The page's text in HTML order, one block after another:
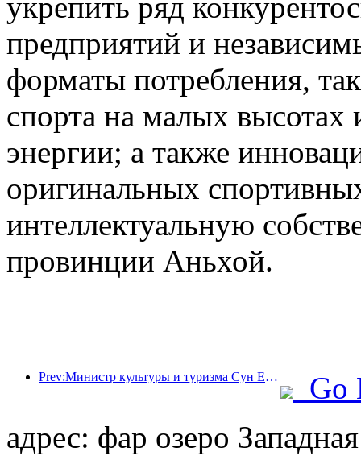
предприятий и
форматы потребления,
спорта на малых высотах
энергии; а также
оригинальных
интеллектуальную
провинции Аньхой.
Prev:Министр культуры и туризма Сун Ели: Содействовать созданию мощного туристического центра и расширению предложения высококачественных туристических продуктов.
Go
адрес: фар озеро